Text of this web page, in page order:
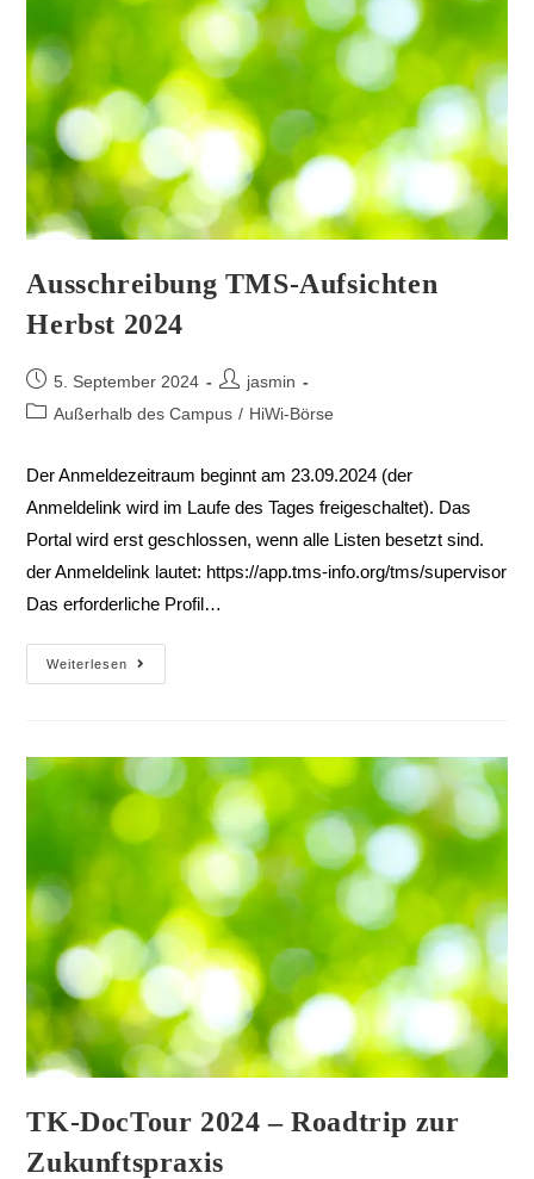
Ausschreibung TMS-Aufsichten
Herbst 2024
5. September 2024
jasmin
Außerhalb des Campus / HiWi-Börse
Der Anmeldezeitraum beginnt am 23.09.2024 (der
Anmeldelink wird im Laufe des Tages freigeschaltet). Das
Portal wird erst geschlossen, wenn alle Listen besetzt sind.
der Anmeldelink lautet: https://app.tms-info.org/tms/supervisor
Das erforderliche Profil…
Weiterlesen
TK-DocTour 2024 – Roadtrip zur
Zukunftspraxis